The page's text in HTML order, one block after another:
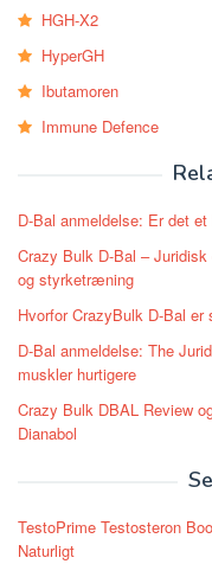
HGH-X2
HyperGH
Ibutamoren
Immune Defence
D-Bal anmeldelse: Er det
Crazy Bulk D-Bal –
og styrketræning
Hvorfor CrazyBulk D-Bal
D-Bal anmeldelse: The
muskler hurtigere
Crazy Bulk DBAL Review
Dianabol
TestoPrime Testosteron
Naturligt